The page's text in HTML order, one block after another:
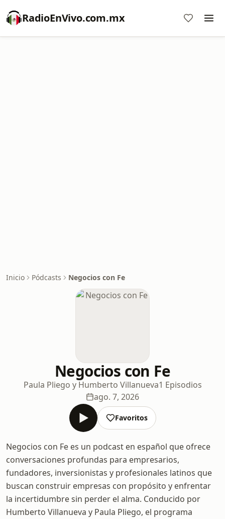
RadioEnVivo.com.mx
Inicio Pódcasts Negocios con Fe
Negocios con Fe
Paula Pliego y Humberto Villanueva1 Episodios
ago. 7, 2026
Favoritos
Negocios con Fe es un podcast en español que ofrece
conversaciones profundas para empresarios,
fundadores, inversionistas y profesionales latinos que
buscan construir empresas con propósito y enfrentar
la incertidumbre sin perder el alma. Conducido por
Humberto Villanueva y Paula Pliego, el programa